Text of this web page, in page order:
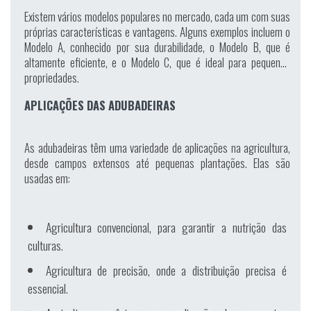
Existem vários modelos populares no mercado, cada um com suas
próprias características e vantagens. Alguns exemplos incluem o
Modelo A, conhecido por sua durabilidade, o Modelo B, que é
altamente eficiente, e o Modelo C, que é ideal para pequenas
propriedades.
APLICAÇÕES DAS ADUBADEIRAS
As adubadeiras têm uma variedade de aplicações na agricultura,
desde campos extensos até pequenas plantações. Elas são
usadas em:
Agricultura convencional, para garantir a nutrição das
culturas.
Agricultura de precisão, onde a distribuição precisa é
essencial.